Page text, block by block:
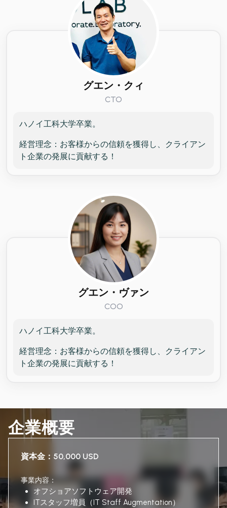
グエン・クィ
CTO
ハノイ工科大学卒業。
経営理念：お客様からの信頼を獲得し、クライアン
ト企業の発展に貢献する！
グエン・ヴァン
COO
ハノイ工科大学卒業。
経営理念：お客様からの信頼を獲得し、クライアン
ト企業の発展に貢献する！
資本金 ：50,000 USD
事業内容：
オフショアソフトウェア開発
ITスタッフ増員（IT Staff Augmentation）
企業概要